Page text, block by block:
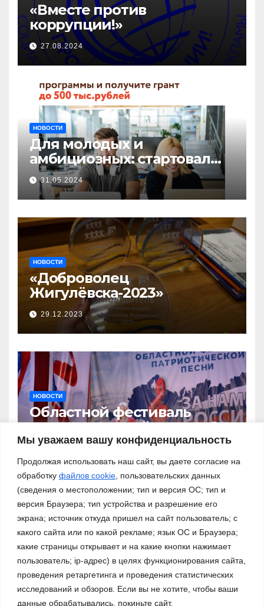
Мы уважаем вашу конфиденциальность
Продолжая использовать наш сайт, вы даете согласие на
обработку файлов cookie , пользовательских данных
(сведения о местоположении; тип и версия ОС; тип и
версия Браузера; тип устройства и разрешение его
экрана; источник откуда пришел на сайт пользователь; с
какого сайта или по какой рекламе; язык ОС и Браузера;
какие страницы открывает и на какие кнопки нажимает
пользователь; ip-адрес) в целях функционирования сайта,
проведения ретаргетинга и проведения статистических
исследований и обзоров. Если вы не хотите, чтобы ваши
данные обрабатывались, покиньте сайт.
«Вместе против
коррупции!»
27.08.2024
НОВОСТИ
Для молодых и
амбициозных: стартовал
прием заявок на участие в
бизнес-акселераторе «Ты
предприниматель»
31.05.2024
НОВОСТИ
«Доброволец
Жигулёвска-2023»
29.12.2023
НОВОСТИ
Областной фестиваль
патриотической песни «За
нами – Россия!»
03.11.2023